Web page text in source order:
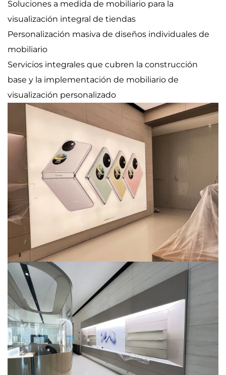
Soluciones a medida de mobiliario para la
visualización integral de tiendas
Personalización masiva de diseños individuales de
mobiliario
Servicios integrales que cubren la construcción
base y la implementación de mobiliario de
visualización personalizado